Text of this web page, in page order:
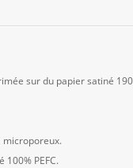
sur du papier satiné
microporeux.
100% PEFC.